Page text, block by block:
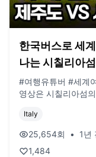
서 감사합니다. **구독, 댓글, 좋아요도 모두 감사드립니다! /
2022년 3월부터 노
'지금게르'는 다양한
의 일상을 공유하는
한국버스로 세
나는 시칠리아
#여행유튜버 #세계여행 #이탈리아
영상은 시칠리아섬
뭔가 모르게 제주도
시칠리아였습니다
니지에서의 여정을 공
청해주셔서 감사하고 다
Italy
25,654회 •
1년
1,484